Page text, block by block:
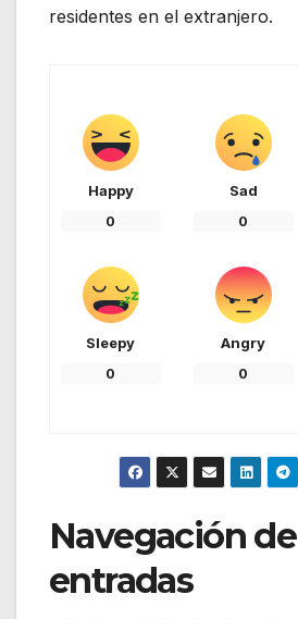
residentes en el extranjero.
Happy
0
Sad
0
Sleepy
0
Angry
0
Navegación de
entradas